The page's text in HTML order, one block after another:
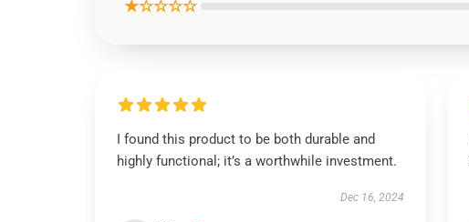
★☆☆☆☆
I found this product to be both durable and
highly functional; it’s a worthwhile investment.
Dec 16, 2024